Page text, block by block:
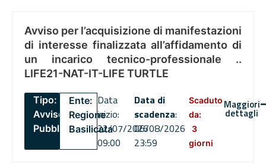
Avviso per l’acquisizione di manifestazioni
di interesse finalizzata all’affidamento di
un incarico tecnico-professionale ..
LIFE21-NAT-IT-LIFE TURTLE
Tipo:
Avviso
Pubblico
Ente:
Regione
Basilicata
Data
inizio:
22/07/2026
09:00
Data di
scadenza:
06/08/2026
23:59
Scaduto
da:
3
giorni
Maggiori
dettagli